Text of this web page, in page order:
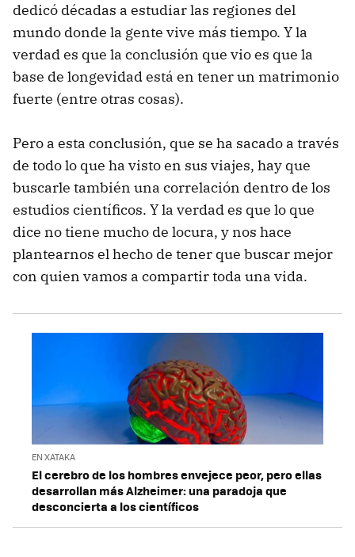
dedicó décadas a estudiar las regiones del
mundo donde la gente vive más tiempo. Y la
verdad es que la conclusión que vio es que la
base de longevidad está en tener un matrimonio
fuerte (entre otras cosas).
Pero a esta conclusión, que se ha sacado a través
de todo lo que ha visto en sus viajes, hay que
buscarle también una correlación dentro de los
estudios científicos. Y la verdad es que lo que
dice no tiene mucho de locura, y nos hace
plantearnos el hecho de tener que buscar mejor
con quien vamos a compartir toda una vida.
EN XATAKA
El cerebro de los hombres envejece peor, pero ellas
desarrollan más Alzheimer: una paradoja que
desconcierta a los científicos